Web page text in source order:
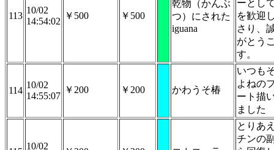
113
10/02
14:54:02
￥500 ￥500
乾物（かんぶ
つ）にされた
iguana
ーとし
を歓迎
さり、
がとう
す。
114
10/02
14:55:07
￥200 ￥200 かわうそ椿
いつも
よねの
ート描
ました
10/02
とりあ
チンの